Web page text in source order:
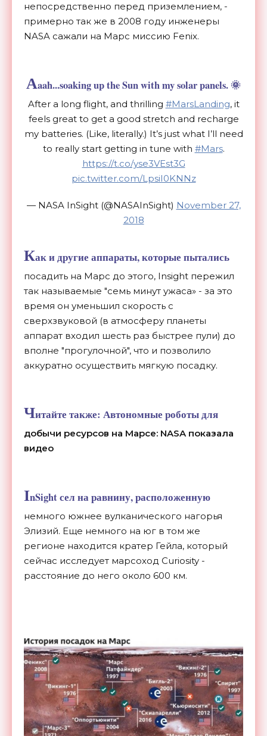
непосредственно перед приземлением, -
примерно так же в 2008 году инженеры
NASA сажали на Марс миссию Fenix.
Aaah...soaking up the Sun with my solar panels. 🌞
After a long flight, and thrilling #MarsLanding, it
feels great to get a good stretch and recharge
my batteries. (Like, literally.) It’s just what I’ll need
to really start getting in tune with #Mars.
https://t.co/yse3VEst3G
pic.twitter.com/LpsiI0KNNz
— NASA InSight (@NASAInSight) November 27,
2018
Как и другие аппараты, которые пытались
посадить на Марс до этого, Insight пережил
так называемые "семь минут ужаса» - за это
время он уменьшил скорость с
сверхзвуковой (в атмосферу планеты
аппарат входил шесть раз быстрее пули) до
вполне "прогулочной", что и позволило
аккуратно осуществить мягкую посадку.
Читайте также: Автономные роботы для
добычи ресурсов на Марсе: NASA показала
видео
InSight сел на равнину, расположенную
немного южнее вулканического нагорья
Элизий. Еще немного на юг в том же
регионе находится кратер Гейла, который
сейчас исследует марсоход Curiosity -
расстояние до него около 600 км.